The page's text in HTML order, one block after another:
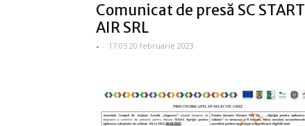
Comunicat de presă SC START
AIR SRL
- - 17:05 20 februarie 2023